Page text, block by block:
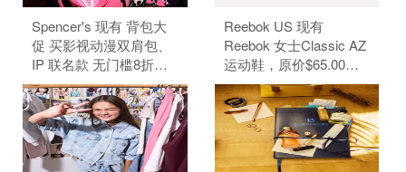
Spencer's 现有 背包大
促 买影视动漫双肩包、
IP 联名款 无门槛8折。
背包8折，需要使用优惠
码：BACKPACKS20。
订单满$40免邮，需要使
用优惠码：FS40。（优
惠码不可叠加）
Reebok US 现有
Reebok 女士Classic AZ
运动鞋，原价$65.00，
现特价$48.99（约
331.59元）。 无需使用
优惠码。 优惠随时可能
失效。